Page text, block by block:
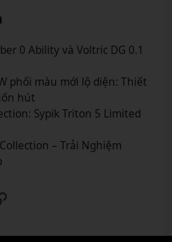
0 Ability và Voltric DG 0.1
phối màu mới lộ diện: Thiết
hút
Sypik Triton 5 Limited
– Trải Nghiệm